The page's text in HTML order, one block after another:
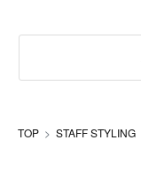
TOP STAFF STYLING